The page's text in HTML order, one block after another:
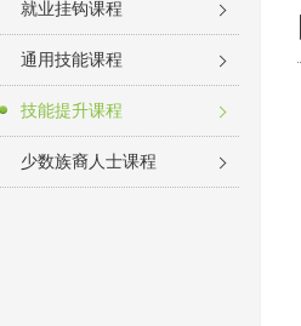
就业挂钩课程
通用技能课程
技能提升课程
少数族裔人士课程